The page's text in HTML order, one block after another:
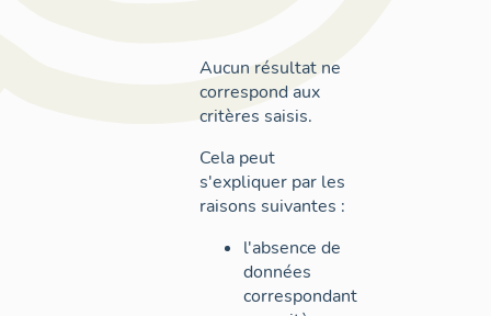
Aucun résultat ne
correspond aux
critères saisis.
Cela peut
s'expliquer par les
raisons suivantes :
l'absence de
données
correspondant